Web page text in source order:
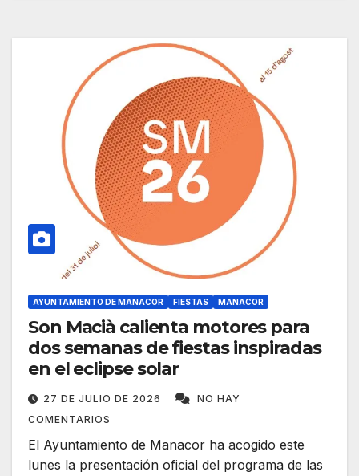
AYUNTAMIENTO DE MANACOR FIESTAS MANACOR
Son Macià calienta motores para
dos semanas de fiestas inspiradas
en el eclipse solar
27 DE JULIO DE 2026
NO HAY
COMENTARIOS
El Ayuntamiento de Manacor ha acogido este
lunes la presentación oficial del programa de las